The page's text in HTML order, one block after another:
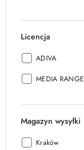
Licencja
Licencja:
ADIVA
Licencja:
MEDIA RANGE
Magazyn wysyłki
Magazyn
Kraków